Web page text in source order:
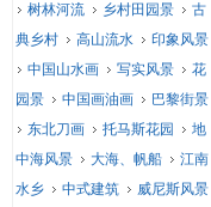
树林河流
乡村田园景
古
典乡村
高山流水
印象风景
中国山水画
写实风景
花
园景
中国画油画
巴黎街景
东北刀画
托马斯花园
地
中海风景
大海、帆船
江南
水乡
中式建筑
威尼斯风景